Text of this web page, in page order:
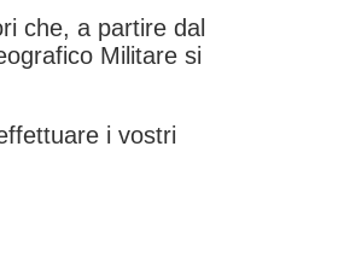
che, a partire dal
Militare si
i vostri